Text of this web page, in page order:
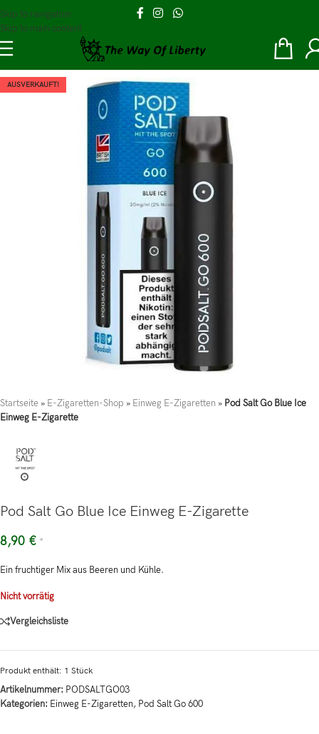
Skip to navigation
Skip to main content
AUSVERKAUFT!
Startseite » E-Zigaretten-Shop » Einweg E-Zigaretten » Pod Salt Go Blue Ice
Einweg E-Zigarette
Pod Salt Go Blue Ice Einweg E-Zigarette
8,90 € *
Ein fruchtiger Mix aus Beeren und Kühle.
Nicht vorrätig
Vergleichsliste
Produkt enthält: 1 Stück
Artikelnummer: PODSALTGO03
Kategorien: Einweg E-Zigaretten, Pod Salt Go 600